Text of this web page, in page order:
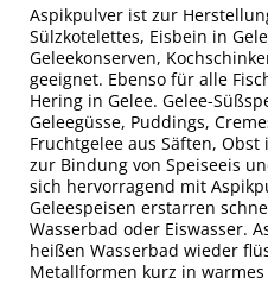
Aspikpulver ist zur
Sülzkotelettes, Eisbein in
Geleekonserven,
geeignet. Ebenso für alle
Hering in Gelee. Gelee-
Geleegüsse, Puddings,
Fruchtgelee aus Säften,
zur Bindung von Speiseeis
sich hervorragend mit
Geleespeisen erstarren
Wasserbad oder Eiswasser.
heißen Wasserbad wieder
Metallformen kurz in